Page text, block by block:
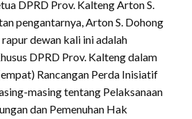
DPRD Prov. Kalteng Arton S.
pengantarnya, Arton S. Dohong
dewan kali ini adalah
DPRD Prov. Kalteng dalam
Rancangan Perda Inisiatif
masing tentang Pelaksanaan
dan Pemenuhan Hak